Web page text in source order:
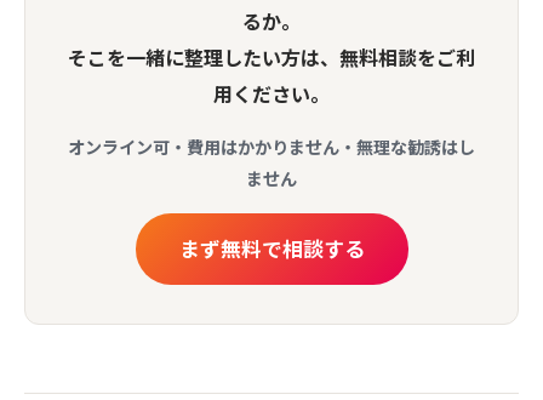
るか。
そこを一緒に整理したい方は、無料相談をご利
用ください。
オンライン可・費用はかかりません・無理な勧誘はし
ません
まず無料で相談する